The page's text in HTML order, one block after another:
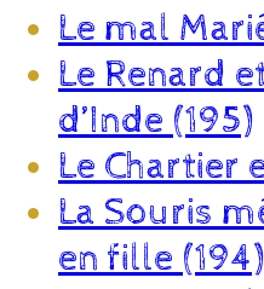
Le mal
Le Renard
d’Inde (195)
Le Chartier
La Souris
en fille (194)